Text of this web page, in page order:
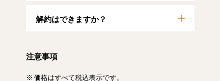
ンのご利用期間は、マイページにてご確認い
解約はできますか？
事をお読みいただけます。なお、日割り清算
注意事項
価格はすべて税込表示です。